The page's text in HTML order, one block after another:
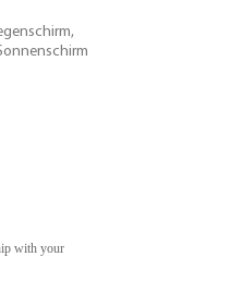
with your